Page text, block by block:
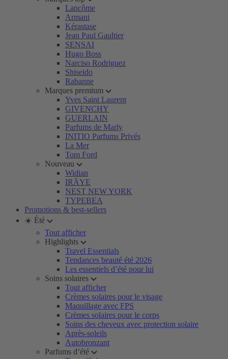
Lancôme
Armani
Kérastase
Jean Paul Gaultier
SENSAI
Hugo Boss
Narciso Rodriguez
Shiseido
Rabanne
Marques premium
Yves Saint Laurent
GIVENCHY
GUERLAIN
Parfums de Marly
INITIO Parfums Privés
La Mer
Tom Ford
Nouveau
Widian
IRÄYE
NEST NEW YORK
TYPEBEA
Promotions & best-sellers
☀️ Été
Tout afficher
Highlights
Travel Essentials
Tendances beauté été 2026
Les essentiels d’été pour lui
Soins solaires
Tout afficher
Crèmes solaires pour le visage
Maquillage avec FPS
Crèmes solaires pour le corps
Soins des cheveux avec protection solaire
Après-soleils
Autobronzant
Parfums d’été